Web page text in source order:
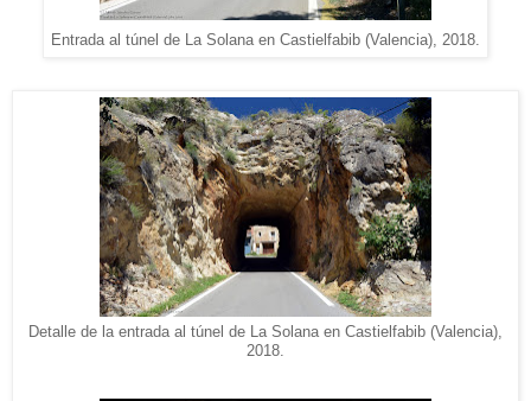
Entrada al túnel de La Solana en Castielfabib (Valencia), 2018.
Detalle de la entrada al túnel de La Solana en Castielfabib (Valencia),
2018.